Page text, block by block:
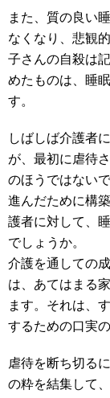
また、質の良い
なくなり、悲観
子さんの自殺は
めたものは、睡
す。
しばしば介護者
が、最初に虐待
のほうではない
進んだために構
護者に対して、
でしょうか。
介護を通しての
は、あてはまる
ます。それは、
するための口実
虐待を断ち切る
の粋を結集して